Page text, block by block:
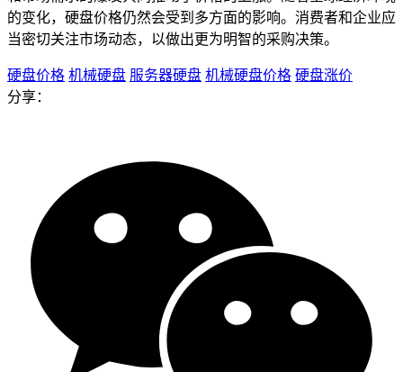
的变化，硬盘价格仍然会受到多方面的影响。消费者和企业应
当密切关注市场动态，以做出更为明智的采购决策。
硬盘价格 机械硬盘 服务器硬盘 机械硬盘价格 硬盘涨价
分享：